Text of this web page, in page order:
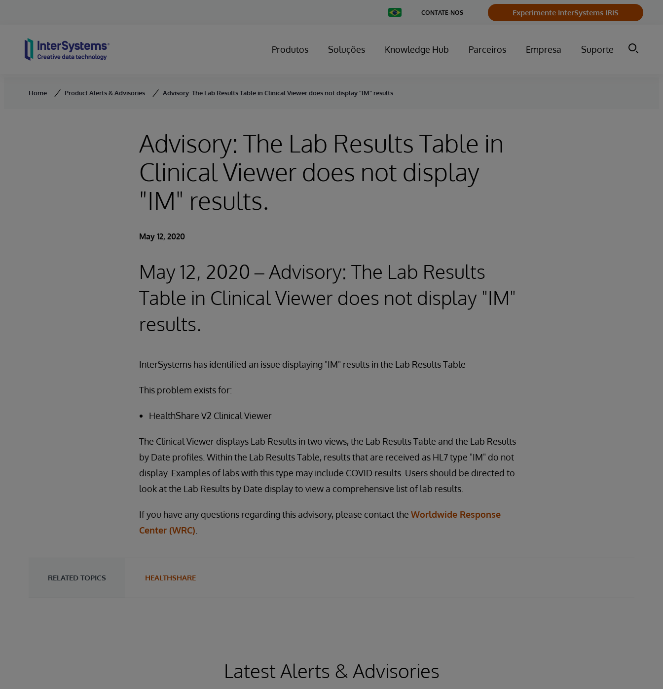
Change
Country
CONTATE-NOS Experimente InterSystems IRIS
Produtos Soluções Knowledge Hub Parceiros Empresa Suporte
Home Product Alerts & Advisories Advisory: The Lab Results Table in Clinical Viewer does not display "IM" results.
Advisory: The Lab Results Table in
Clinical Viewer does not display
"IM" results.
May 12, 2020
May 12, 2020 – Advisory: The Lab Results
Table in Clinical Viewer does not display "IM"
results.
InterSystems has identified an issue displaying "IM" results in the Lab Results Table
This problem exists for:
HealthShare V2 Clinical Viewer
The Clinical Viewer displays Lab Results in two views, the Lab Results Table and the Lab Results
by Date profiles. Within the Lab Results Table, results that are received as HL7 type "IM" do not
display. Examples of labs with this type may include COVID results. Users should be directed to
look at the Lab Results by Date display to view a comprehensive list of lab results.
If you have any questions regarding this advisory, please contact the Worldwide Response
Center (WRC)
RELATED TOPICS HEALTHSHARE
Latest Alerts & Advisories